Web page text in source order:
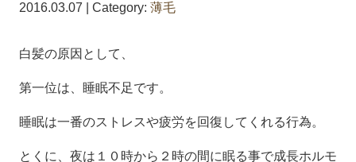
2016.03.07 | Category: 薄毛
白髪の原因として、
第一位は、睡眠不足です。
睡眠は一番のストレスや疲労を回復してくれる行為。
とくに、夜は１０時から２時の間に眠る事で成長ホルモ